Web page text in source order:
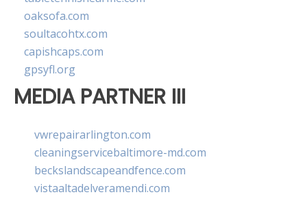
oaksofa.com
soultacohtx.com
capishcaps.com
gpsyfl.org
MEDIA PARTNER III
vwrepairarlington.com
cleaningservicebaltimore-md.com
beckslandscapeandfence.com
vistaaltadelveramendi.com